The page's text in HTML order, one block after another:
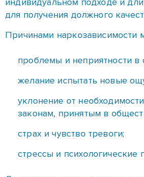
законам, принятым в
Северодонецке применяются
совершенные и передовые
медицины. Условия для
уровне. Нельзя отчаиваться, а
все возможные меры.